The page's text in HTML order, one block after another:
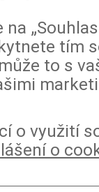
na
tím
to s
o využití
o